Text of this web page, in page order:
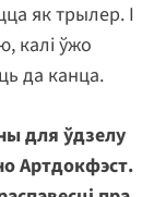
як трылер. І
калі ўжо
да канца.
для ўдзелу
Артдокфэст.